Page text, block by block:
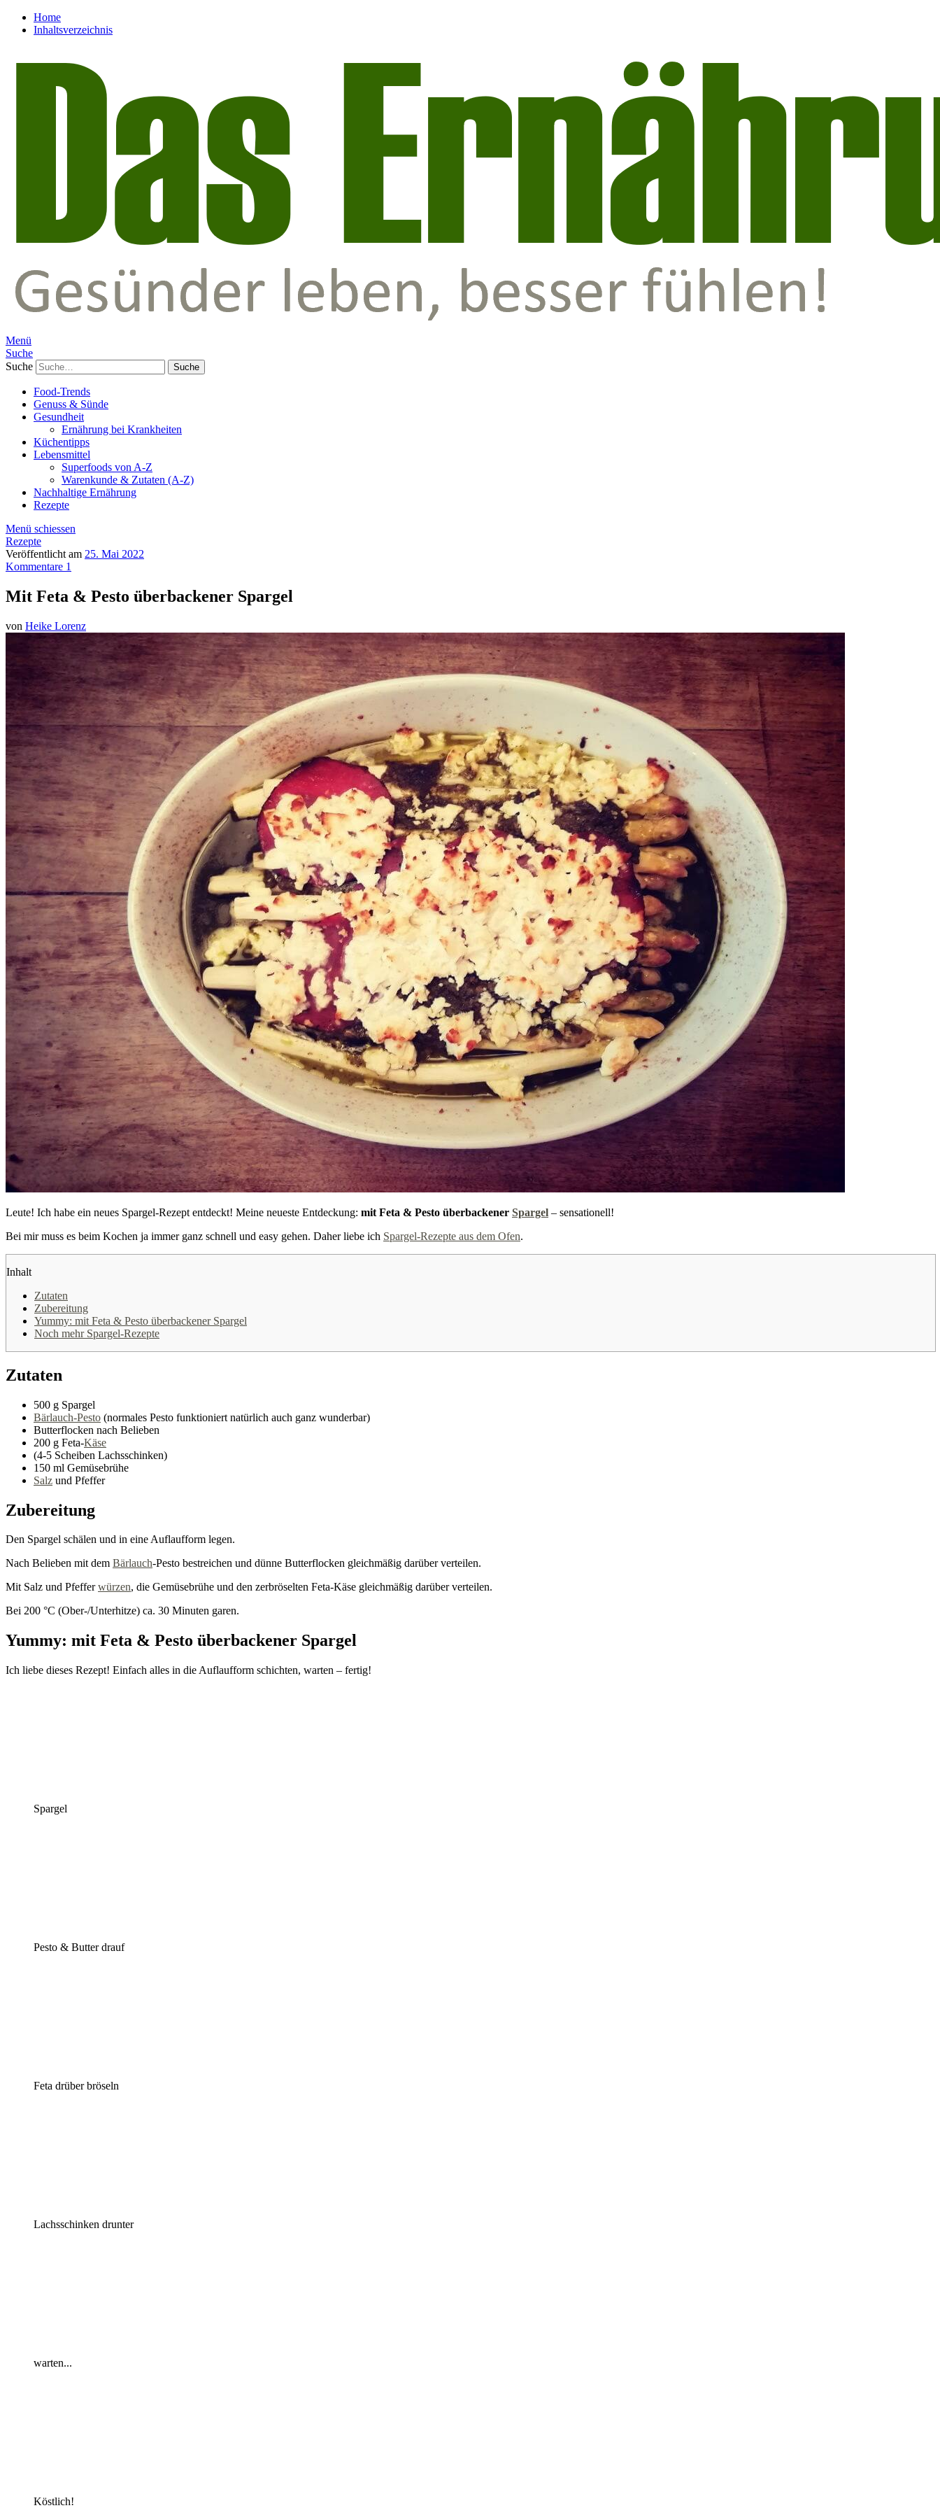
Home
Inhaltsverzeichnis
Menü
Suche
Suche
Food-Trends
Genuss & Sünde
Gesundheit
Ernährung bei Krankheiten
Küchentipps
Lebensmittel
Superfoods von A-Z
Warenkunde & Zutaten (A-Z)
Nachhaltige Ernährung
Rezepte
Menü schiessen
Rezepte
Veröffentlicht am 25. Mai 2022
Kommentare 1
Mit Feta & Pesto überbackener Spargel
von Heike Lorenz
Leute! Ich habe ein neues Spargel-Rezept entdeckt! Meine neueste Entdeckung: mit Feta & Pesto überbackener Spargel – sensationell!
Bei mir muss es beim Kochen ja immer ganz schnell und easy gehen. Daher liebe ich Spargel-Rezepte aus dem Ofen.
Inhalt
Zutaten
Zubereitung
Yummy: mit Feta & Pesto überbackener Spargel
Noch mehr Spargel-Rezepte
Zutaten
500 g Spargel
Bärlauch-Pesto (normales Pesto funktioniert natürlich auch ganz wunderbar)
Butterflocken nach Belieben
200 g Feta-Käse
(4-5 Scheiben Lachsschinken)
150 ml Gemüsebrühe
Salz und Pfeffer
Zubereitung
Den Spargel schälen und in eine Auflaufform legen.
Nach Belieben mit dem Bärlauch-Pesto bestreichen und dünne Butterflocken gleichmäßig darüber verteilen.
Mit Salz und Pfefferwürzen, die Gemüsebrühe und den zerbröselten Feta-Käse gleichmäßig darüber verteilen.
Bei 200 °C (Ober-/Unterhitze) ca. 30 Minuten garen.
Yummy: mit Feta & Pesto überbackener Spargel
Ich liebe dieses Rezept! Einfach alles in die Auflaufform schichten, warten – fertig!
Spargel
Pesto & Butter drauf
Feta drüber bröseln
Lachsschinken drunter
warten...
Köstlich!